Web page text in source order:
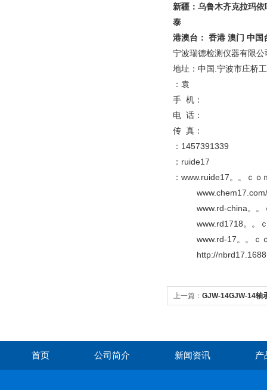
新疆：乌鲁木齐克拉玛
泰
港澳台： 香港 澳门 中国
宁波瑞德检测仪器有限公
地址：中国.宁波市庄桥
：袁
手 机：
电 话：
传 真：
：1457391339
：ruide17
：www.ruide17。。ｃｏ
www.rd-china。。
www.rd1718。。ｃ
www.rd-17。。ｃ
http://
上一篇： GJW-14GJW-14轴
首页 公司简介 新闻资讯 产